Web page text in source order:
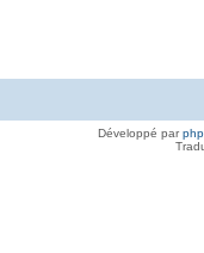
Développé par